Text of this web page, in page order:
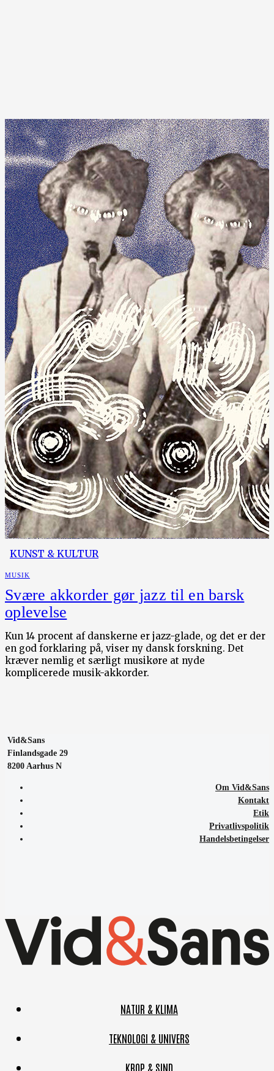
KUNST & KULTUR
MUSIK
Svære akkorder gør jazz til en barsk
oplevelse
Kun 14 procent af danskerne er jazz-glade, og det er der
en god forklaring på, viser ny dansk forskning. Det
kræver nemlig et særligt musikøre at nyde
komplicerede musik-akkorder.
Vid&Sans
Finlandsgade 29
8200 Aarhus N
Om Vid&Sans
Kontakt
Etik
Privatlivspolitik
Handelsbetingelser
NATUR & KLIMA
TEKNOLOGI & UNIVERS
KROP & SIND